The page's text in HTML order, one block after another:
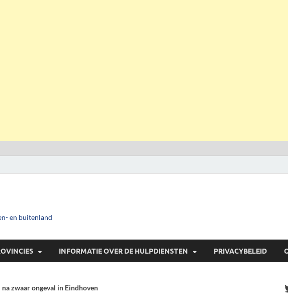
en buitenland
INFORMATIE OVER DE HULPDIENSTEN PRIVACYBELEID
zwaar ongeval in Eindhoven